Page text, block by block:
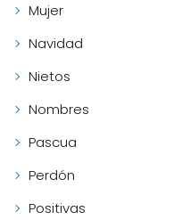
Mujer
Navidad
Nietos
Nombres
Pascua
Perdón
Positivas